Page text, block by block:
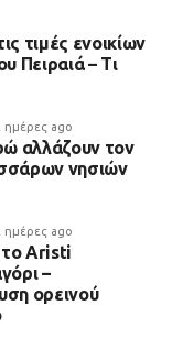
τιμές ενοικίων
Πειραιά – Τι
ημέρες ago
αλλάζουν τον
νησιών
ημέρες ago
Aristi
–
ορεινού